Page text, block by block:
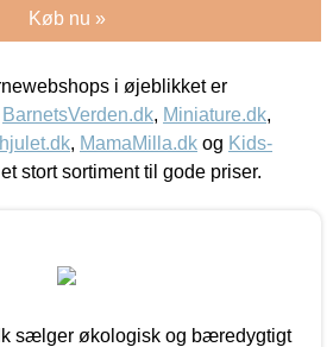
Køb nu »
i øjeblikket er
BarnetsVerden.dk, Miniature.dk,
, MamaMilla.dk og Kids-
stort sortiment til gode priser.
sælger økologisk og bæredygtigt